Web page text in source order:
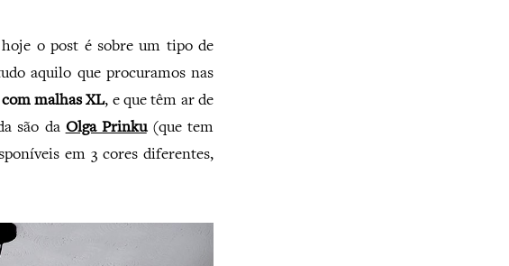
hoje o post é sobre um tipo de
aquilo que procuramos nas
malhas XL, e que têm ar de
são da Olga Prinku(que tem
em 3 cores diferentes,